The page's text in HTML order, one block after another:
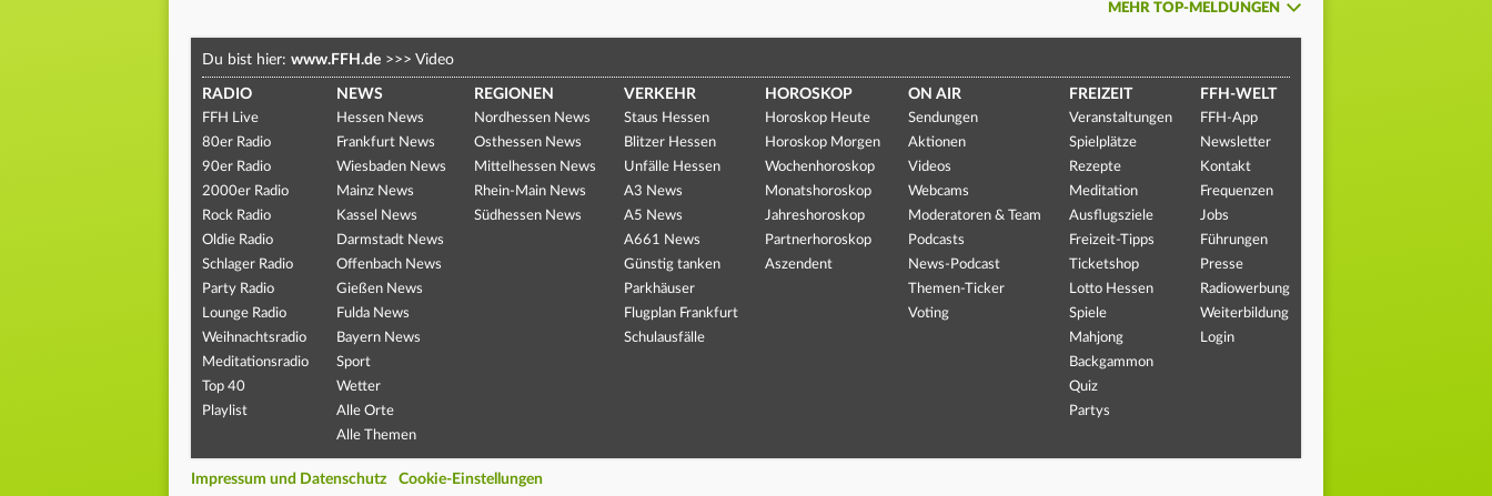
MEHR TOP-MELDUNGEN
Du bist hier: www.FFH.de >>> Video
RADIO
FFH Live
80er Radio
90er Radio
2000er Radio
Rock Radio
Oldie Radio
Schlager Radio
Party Radio
Lounge Radio
Weihnachtsradio
Meditationsradio
Top 40
Playlist
NEWS
Hessen News
Frankfurt News
Wiesbaden News
Mainz News
Kassel News
Darmstadt News
Offenbach News
Gießen News
Fulda News
Bayern News
Sport
Wetter
Alle Orte
Alle Themen
REGIONEN
Nordhessen News
Osthessen News
Mittelhessen News
Rhein-Main News
Südhessen News
VERKEHR
Staus Hessen
Blitzer Hessen
Unfälle Hessen
A3 News
A5 News
A661 News
Günstig tanken
Parkhäuser
Flugplan Frankfurt
Schulausfälle
HOROSKOP
Horoskop Heute
Horoskop Morgen
Wochenhoroskop
Monatshoroskop
Jahreshoroskop
Partnerhoroskop
Aszendent
ON AIR
Sendungen
Aktionen
Videos
Webcams
Moderatoren & Team
Podcasts
News-Podcast
Themen-Ticker
Voting
FREIZEIT
Veranstaltungen
Spielplätze
Rezepte
Meditation
Ausflugsziele
Freizeit-Tipps
Ticketshop
Lotto Hessen
Spiele
Mahjong
Backgammon
Quiz
Partys
FFH-WELT
FFH-App
Newsletter
Kontakt
Frequenzen
Jobs
Führungen
Presse
Radiowerbung
Weiterbildung
Login
Impressum und Datenschutz Cookie-Einstellungen